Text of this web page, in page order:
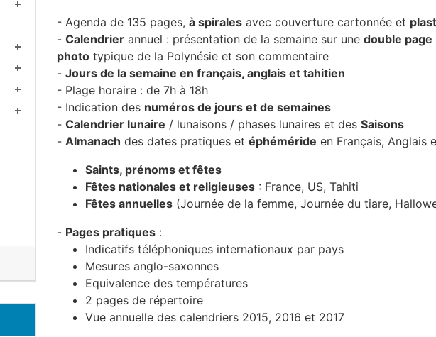
- Agenda de 135 pages, à spirales avec couverture cartonnée et
- Calendrier annuel : présentation de la semaine sur une double page
photo typique de la Polynésie et son commentaire
- Jours de la semaine en français, anglais et tahitien
- Plage horaire : de 7h à 18h
- Indication des numéros de jours et de semaines
- Calendrier lunaire / lunaisons / phases lunaires et des Saisons
- Almanach des dates pratiques et éphéméride en Français, Anglais
Saints, prénoms et fêtes
Fêtes nationales et religieuses : France, US, Tahiti
Fêtes annuelles (Journée de la femme, Journée du tiare,
- Pages pratiques :
Indicatifs téléphoniques internationaux par pays
Mesures anglo-saxonnes
Equivalence des températures
2 pages de répertoire
Vue annuelle des calendriers 2015, 2016 et 2017